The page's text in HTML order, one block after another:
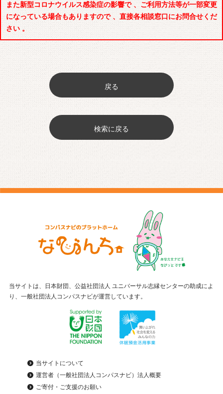
また新型コロナウイルス感染症の影響で 、ご利用方法等が一部変更
になっている場合もありますので 、直接各相談窓口にお問合せくだ
さい 。
戻る
検索に戻る
当サイトは、日本財団、公益社団法人 ユニバーサル志縁センターの助成によ
り、一般社団法人コンパスナビが運営しています。
当サイトについて
運営者（一般社団法人コンパスナビ）法人概要
ご寄付・ご支援のお願い